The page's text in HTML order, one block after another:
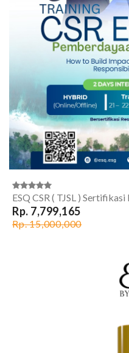
ESQ CSR ( TJSL )
Rp. 7,799,165
Rp. 15,000,000